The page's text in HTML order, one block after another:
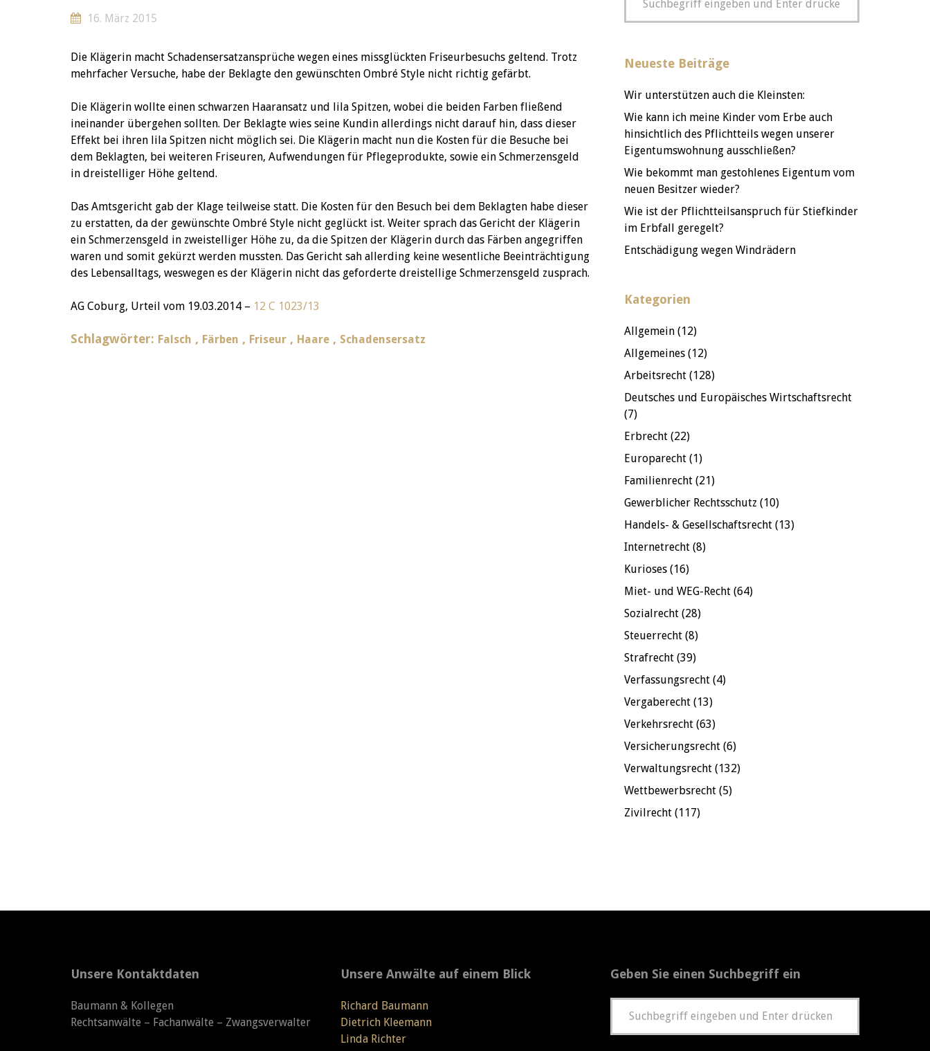
16. März 2015
Die Klägerin macht Schadensersatzansprüche wegen eines missglückten Friseurbesuchs geltend. Trotz
mehrfacher Versuche, habe der Beklagte den gewünschten Ombré Style nicht richtig gefärbt.
Die Klägerin wollte einen schwarzen Haaransatz und lila Spitzen, wobei die beiden Farben fließend
ineinander übergehen sollten. Der Beklagte wies seine Kundin allerdings nicht darauf hin, dass dieser
Effekt bei ihren lila Spitzen nicht möglich sei. Die Klägerin macht nun die Kosten für die Besuche bei
dem Beklagten, bei weiteren Friseuren, Aufwendungen für Pflegeprodukte, sowie ein Schmerzensgeld
in dreistelliger Höhe geltend.
Das Amtsgericht gab der Klage teilweise statt. Die Kosten für den Besuch bei dem Beklagten habe dieser
zu erstatten, da der gewünschte Ombré Style nicht geglückt ist. Weiter sprach das Gericht der Klägerin
ein Schmerzensgeld in zweistelliger Höhe zu, da die Spitzen der Klägerin durch das Färben angegriffen
waren und somit gekürzt werden mussten. Das Gericht sah allerding keine wesentliche Beeinträchtigung
des Lebensalltags, weswegen es der Klägerin nicht das geforderte dreistellige Schmerzensgeld zusprach.
AG Coburg, Urteil vom 19.03.2014 – 12 C 1023/13
Schlagwörter: Falsch , Färben , Friseur , Haare , Schadensersatz
Neueste Beiträge
Wir unterstützen auch die Kleinsten:
Wie kann ich meine Kinder vom Erbe auch
hinsichtlich des Pflichtteils wegen unserer
Eigentumswohnung ausschließen?
Wie bekommt man gestohlenes Eigentum vom
neuen Besitzer wieder?
Wie ist der Pflichtteilsanspruch für Stiefkinder
im Erbfall geregelt?
Entschädigung wegen Windrädern
Kategorien
Allgemein (12)
Allgemeines (12)
Arbeitsrecht (128)
Deutsches und Europäisches Wirtschaftsrecht
(7)
Erbrecht (22)
Europarecht (1)
Familienrecht (21)
Gewerblicher Rechtsschutz (10)
Handels- & Gesellschaftsrecht (13)
Internetrecht (8)
Kurioses (16)
Miet- und WEG-Recht (64)
Sozialrecht (28)
Steuerrecht (8)
Strafrecht (39)
Verfassungsrecht (4)
Vergaberecht (13)
Verkehrsrecht (63)
Versicherungsrecht (6)
Verwaltungsrecht (132)
Wettbewerbsrecht (5)
Zivilrecht (117)
Unsere Kontaktdaten
Baumann & Kollegen
Rechtsanwälte – Fachanwälte – Zwangsverwalter
Unsere Anwälte auf einem Blick
Richard Baumann
Dietrich Kleemann
Linda Richter
Geben Sie einen Suchbegriff ein